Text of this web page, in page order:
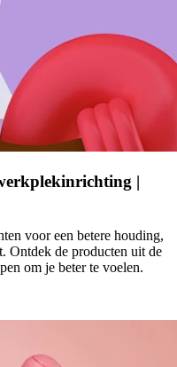
|
voor een betere houding,
Ontdek de producten uit de
om je beter te voelen.